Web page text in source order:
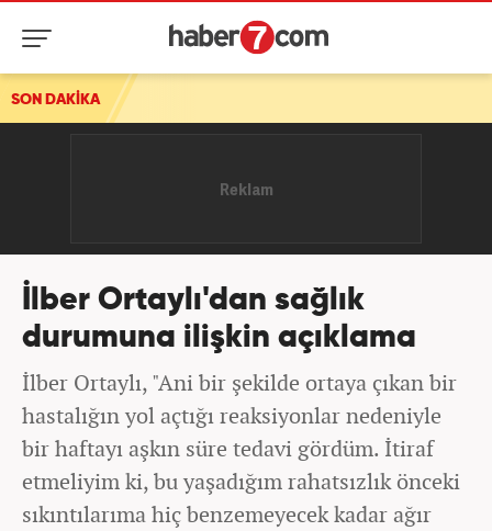
SON DAKİKAOtomotiv devinden Türkiye kararı: En çok satan model
İlber Ortaylı'dan sağlık
durumuna ilişkin açıklama
İlber Ortaylı, "Ani bir şekilde ortaya çıkan bir
hastalığın yol açtığı reaksiyonlar nedeniyle
bir haftayı aşkın süre tedavi gördüm. İtiraf
etmeliyim ki, bu yaşadığım rahatsızlık önceki
sıkıntılarıma hiç benzemeyecek kadar ağır